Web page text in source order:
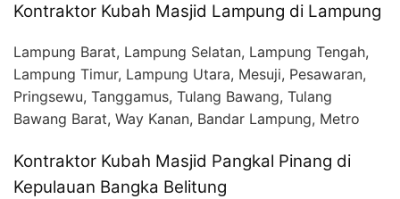
Kontraktor Kubah Masjid Lampung di Lampung
Lampung Barat, Lampung Selatan, Lampung Tengah,
Lampung Timur, Lampung Utara, Mesuji, Pesawaran,
Pringsewu, Tanggamus, Tulang Bawang, Tulang
Bawang Barat, Way Kanan, Bandar Lampung, Metro
Kontraktor Kubah Masjid Pangkal Pinang di
Kepulauan Bangka Belitung